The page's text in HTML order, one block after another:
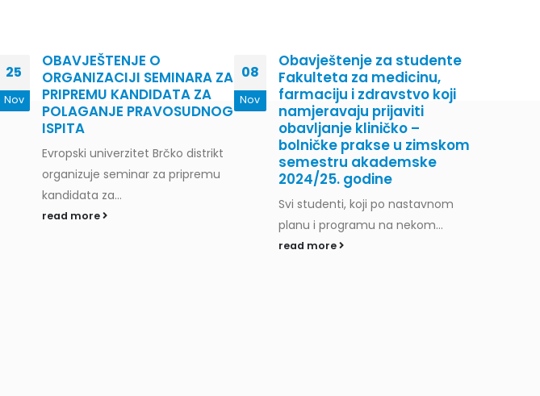
25
Nov
OBAVJEŠTENJE O
ORGANIZACIJI SEMINARA ZA
PRIPREMU KANDIDATA ZA
POLAGANJE PRAVOSUDNOG
ISPITA
Evropski univerzitet Brčko distrikt
organizuje seminar za pripremu
kandidata za...
read more
08
Nov
Obavještenje za studente
Fakulteta za medicinu,
farmaciju i zdravstvo koji
namjeravaju prijaviti
obavljanje kliničko –
bolničke prakse u zimskom
semestru akademske
2024/25. godine
Svi studenti, koji po nastavnom
planu i programu na nekom...
read more